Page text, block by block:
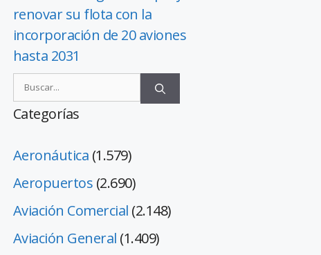
renovar su flota con la
incorporación de 20 aviones
hasta 2031
Categorías
Aeronáutica (1.579)
Aeropuertos (2.690)
Aviación Comercial (2.148)
Aviación General (1.409)